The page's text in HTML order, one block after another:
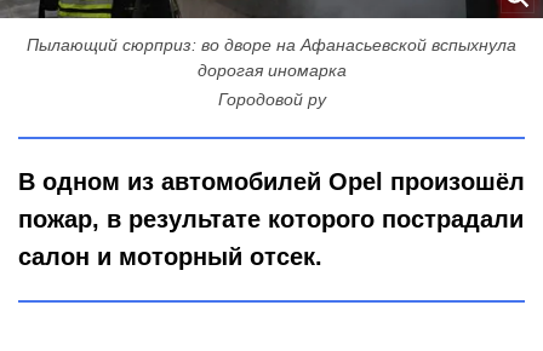
Пылающий сюрприз: во дворе на Афанасьевской вспыхнула
дорогая иномарка
Городовой ру
В одном из автомобилей Opel произошёл
пожар, в результате которого пострадали
салон и моторный отсек.